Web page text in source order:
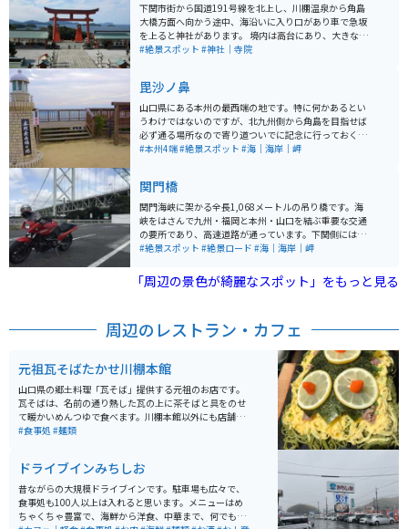
下関市街から国道191号線を北上し、川棚温泉から角島
大橋方面へ向かう途中、海沿いに入り口があり車で急坂
を上ると神社があります。 境内は高台にあり、大きな赤
い鳥居があって、そこから海を眺めることができます。
射して絶景です。境内からは千本鳥居が続いており散策
もでき、鳥居を抜けると一面の海が広がっています。
#絶景スポット #神社｜寺院
毘沙ノ鼻
山口県にある本州の最西端の地です。特に何かあるとい
うわけではないのですが、北九州側から角島を目指せば
必ず通る場所なので寄り道ついでに記念に行っておくと
いい場所です。山口県下関市で角島とセットで訪れてお
#本州4端#絶景スポット #海｜海岸｜岬
関門橋
関門海峡に架かる全長1,068メートルの吊り橋です。海
峡をはさんで九州・福岡と本州・山口を結ぶ重要な交通
の要所であり、高速道路が通っています。下関側には壇
ノ浦パーキングエリア（下りのみ）があり、門司側にも
景色を楽しめます。昼は海を、夜はライトアップされた
橋の絶景を楽しめます。 橋の下を通る船を眺めながら、
和食を味わえる日本料理店など、美味しいグルメスポッ
#絶景スポット #絶景ロード #海｜海岸｜岬
「周辺の景色が綺麗なスポット」をもっと見る
周辺のレストラン・カフェ
元祖瓦そばたかせ川棚本館
山口県の郷土料理「瓦そば」提供する元祖のお店です。
瓦そばは、名前の通り熱した瓦の上に茶そばと具をのせ
て暖かいめんつゆで食べます。川棚本館以外にも店舗は
ありますが、すべての店舗でかなり混雑しています。山
#食事処 #麺類
ドライブインみちしお
昔ながらの大規模ドライブインです。駐車場も広々で、
食事処も100人以上は入れると思います。メニューはめ
ちゃくちゃ豊富で、海鮮から洋食、中華まで、何でもあ